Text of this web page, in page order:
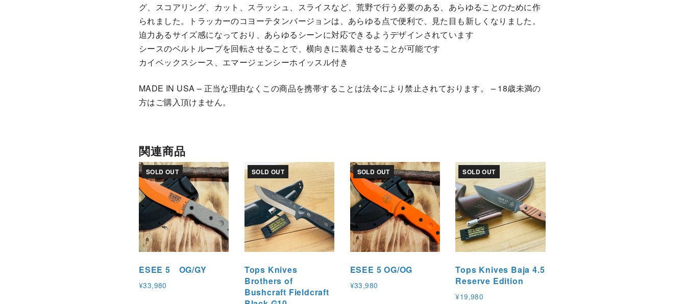
グ、スコアリング、カット、スラッシュ、スライスなど、荒野で行う必要のある、あらゆることのために作
られました。トラッカーのコヨーテタンバージョンは、あらゆる点で便利で、見た目も新しくなりました。
迫力あるサイズ感になっており、あらゆるシーンに対応できるようデザインされています
シースのベルトループを回転させることで、横向きに装着させることが可能です
カイベックスシース、エマージェンシーホイッスル付き
MADE IN USA – 正当な理由なくこの商品を携帯することは法令により禁止されております。 – 18歳未満の
方はご購入頂けません。
関連商品
SOLD OUT
ESEE 5 OG/GY
¥33,980
SOLD OUT
Tops Knives
Brothers of
Bushcraft Fieldcraft
SOLD OUT
ESEE 5 OG/OG
¥33,980
SOLD OUT
Tops Knives Baja 4.5
Reserve Edition
¥19,980